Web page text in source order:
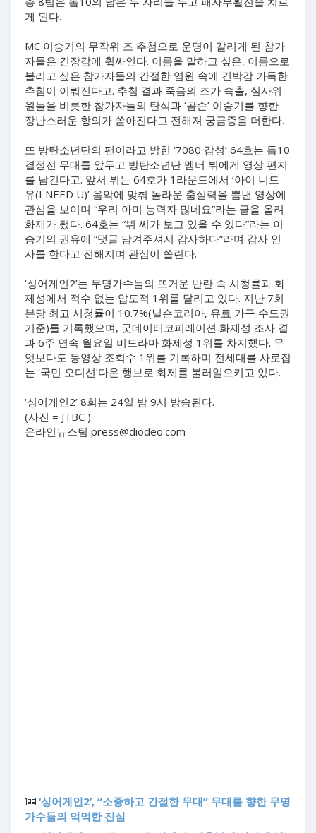
게 된다.
MC 이승기의 무작위 조 추첨으로 운명이 갈리게 된 참가
자들은 긴장감에 휩싸인다. 이름을 말하고 싶은, 이름으로
불리고 싶은 참가자들의 간절한 염원 속에 긴박감 가득한
추첨이 이뤄진다고. 추첨 결과 죽음의 조가 속출, 심사위
원들을 비롯한 참가자들의 탄식과 ‘곰손’ 이승기를 향한
장난스러운 항의가 쏟아진다고 전해져 궁금증을 더한다.
또 방탄소년단의 팬이라고 밝힌 ‘7080 감성’ 64호는 톱10
결정전 무대를 앞두고 방탄소년단 멤버 뷔에게 영상 편지
를 남긴다고. 앞서 뷔는 64호가 1라운드에서 ‘아이 니드
유(I NEED U)’ 음악에 맞춰 놀라운 춤실력을 뽐낸 영상에
관심을 보이며 “우리 아미 능력자 많네요”라는 글을 올려
화제가 됐다. 64호는 “뷔 씨가 보고 있을 수 있다”라는 이
승기의 권유에 “댓글 남겨주셔서 감사하다”라며 감사 인
사를 한다고 전해지며 관심이 쏠린다.
‘싱어게인2’는 무명가수들의 뜨거운 반란 속 시청률과 화
제성에서 적수 없는 압도적 1위를 달리고 있다. 지난 7회
분당 최고 시청률이 10.7%(닐슨코리아, 유료 가구 수도권
기준)를 기록했으며, 굿데이터코퍼레이션 화제성 조사 결
과 6주 연속 월요일 비드라마 화제성 1위를 차지했다. 무
엇보다도 동영상 조회수 1위를 기록하며 전세대를 사로잡
는 ‘국민 오디션’다운 행보로 화제를 불러일으키고 있다.
‘싱어게인2’ 8회는 24일 밤 9시 방송된다.
(사진 = JTBC )
온라인뉴스팀 press@diodeo.com
‘싱어게인2’, “소중하고 간절한 무대” 무대를 향한 무명
가수들의 먹먹한 진심